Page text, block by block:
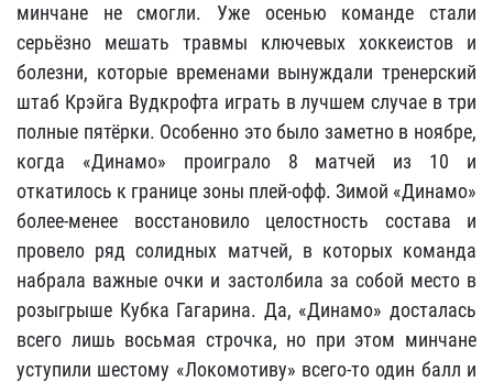
минчане не смогли. Уже осенью команде стали
серьёзно мешать травмы ключевых хоккеистов и
болезни, которые временами вынуждали тренерский
штаб Крэйга Вудкрофта играть в лучшем случае в три
полные пятёрки. Особенно это было заметно в ноябре,
когда «Динамо» проиграло 8 матчей из 10 и
откатилось к границе зоны плей-офф. Зимой «Динамо»
более-менее восстановило целостность состава и
провело ряд солидных матчей, в которых команда
набрала важные очки и застолбила за собой место в
розыгрыше Кубка Гагарина. Да, «Динамо» досталась
всего лишь восьмая строчка, но при этом минчане
уступили шестому «Локомотиву» всего-то один балл и